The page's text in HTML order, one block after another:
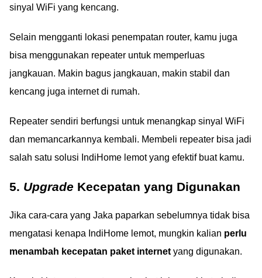
sinyal WiFi yang kencang.
Selain mengganti lokasi penempatan router, kamu juga
bisa menggunakan repeater untuk memperluas
jangkauan. Makin bagus jangkauan, makin stabil dan
kencang juga internet di rumah.
Repeater sendiri berfungsi untuk menangkap sinyal WiFi
dan memancarkannya kembali. Membeli repeater bisa jadi
salah satu solusi IndiHome lemot yang efektif buat kamu.
5. Upgrade Kecepatan yang Digunakan
Jika cara-cara yang Jaka paparkan sebelumnya tidak bisa
mengatasi kenapa IndiHome lemot, mungkin kalian perlu
menambah kecepatan paket internet yang digunakan.